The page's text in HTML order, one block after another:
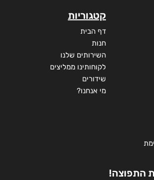
קטגוריות
דף הבית
חנות
השירותים שלנו
לקוחותינו ממליצים
שידורים
מי אנחנו?
התפוצה!